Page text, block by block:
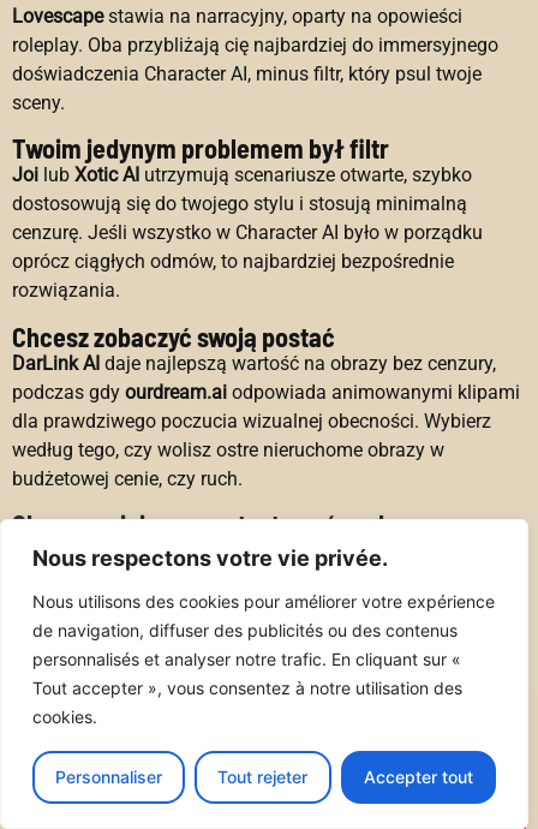
Nous respectons votre vie privée.
Nous utilisons des cookies pour améliorer votre expérience
de navigation, diffuser des publicités ou des contenus
personnalisés et analyser notre trafic. En cliquant sur «
Tout accepter », vous consentez à notre utilisation des
cookies.
Personnaliser Tout rejeter Accepter tout
Lovescapestawia na narracyjny, oparty na opowieści
roleplay. Oba przybliżają cię najbardziej do immersyjnego
doświadczenia Character AI, minus filtr, który psul twoje
sceny.
Twoim jedynym problemem był filtr
Joi lub Xotic AI utrzymują scenariusze otwarte, szybko
dostosowują się do twojego stylu i stosują minimalną
cenzurę. Jeśli wszystko w Character AI było w porządku
oprócz ciągłych odmów, to najbardziej bezpośrednie
rozwiązania.
Chcesz zobaczyć swoją postać
DarLink AI daje najlepszą wartość na obrazy bez cenzury,
podczas gdy ourdream.ai odpowiada animowanymi klipami
dla prawdziwego poczucia wizualnej obecności. Wybierz
według tego, czy wolisz ostre nieruchome obrazy w
budżetowej cenie, czy ruch.
Chcesz najpierw przetestować za darmo
Kupid.aiiJoimają najbardziej użyteczne darmowe punkty
tam, a następnie uaktualnij tylko, jeśli to pasuje.
NASZA OPINIA
Jeśli zabierzesz jedną rzecz: Candy AIto
najbezpieczniejsze przejście z Character AI w